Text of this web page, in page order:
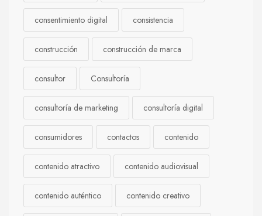
consentimiento digital consistencia
construcción construcción de marca
consultor Consultoría
consultoría de marketing consultoría digital
consumidores contactos contenido
contenido atractivo contenido audiovisual
contenido auténtico contenido creativo